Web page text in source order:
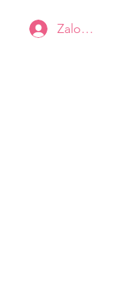
Zaloguj się